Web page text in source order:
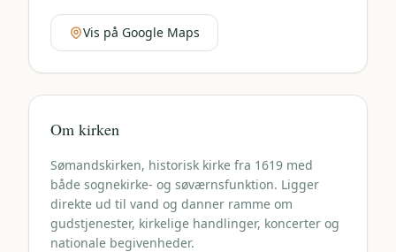
Vis på Google Maps
Om kirken
Sømandskirken, historisk kirke fra 1619 med
både sognekirke- og søværnsfunktion. Ligger
direkte ud til vand og danner ramme om
gudstjenester, kirkelige handlinger, koncerter og
nationale begivenheder.